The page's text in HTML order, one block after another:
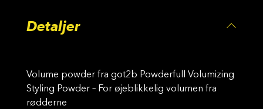
Detaljer
Volume powder fra got2b Powderfull Volumizing
Styling Powder – For øjeblikkelig volumen fra
rødderne